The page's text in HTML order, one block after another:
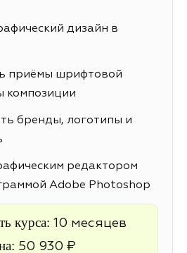
дизайн в
приёмы шрифтовой
композиции
бренды, логотипы и
редактором
Adobe Photoshop
курса: 10 месяцев
50 930 ₽